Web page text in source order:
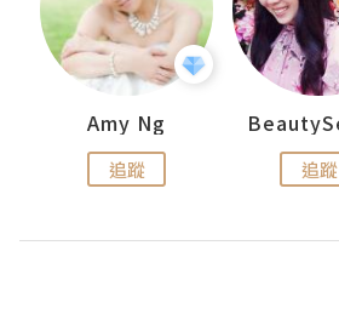
Amy Ng
追蹤 追蹤